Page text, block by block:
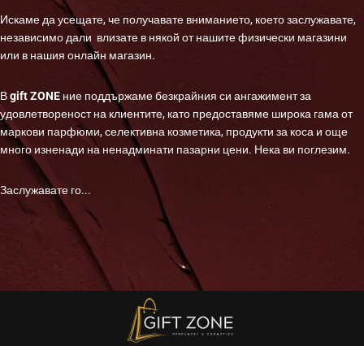
Искаме да усещате, че получавате вниманието, което заслужавате,
независимо дали влизате в някой от нашите физически магазини
или в нашия онлайн магазин.
Вgift ZONE ние поддържаме безкрайния си ангажимент за
удовлетвореност на клиентите, като предоставяме широка гама от
маркови парфюми, селективна козметика, продукти за коса и още
много изненади на ненадминати пазарни цени. Нека ви поглезим.
Заслужавате го...